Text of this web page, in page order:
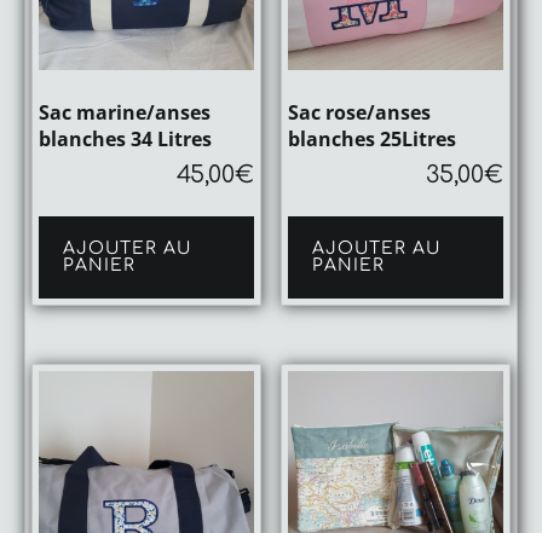
Sac marine/anses
blanches 34 Litres
45,00€
AJOUTER AU
PANIER
Sac rose/anses
blanches 25Litres
35,00€
AJOUTER AU
PANIER